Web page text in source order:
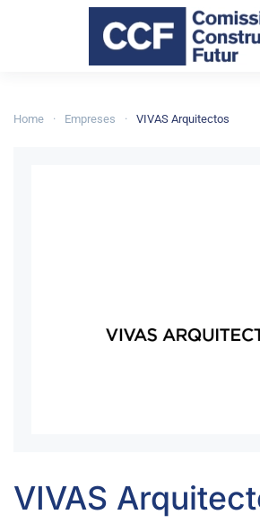
Skip to main content
Home Empreses VIVAS Arquitectos
VIVAS